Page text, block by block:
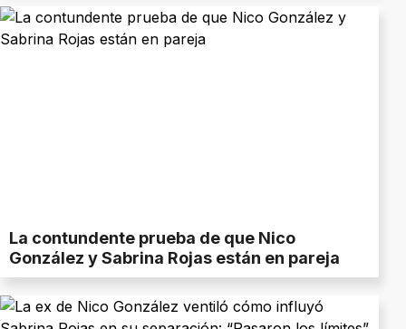
La contundente prueba de que Nico
González y Sabrina Rojas están en pareja